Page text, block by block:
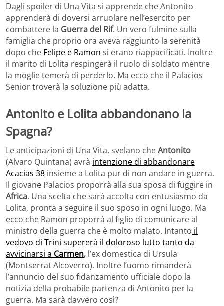
Dagli spoiler di Una Vita si apprende che Antonito
apprenderà di doversi arruolare nell’esercito per
combattere la Guerra del Rif. Un vero fulmine sulla
famiglia che proprio ora aveva raggiunto la serenità
dopo che Felipe e Ramon si erano riappacificati. Inoltre
il marito di Lolita respingerà il ruolo di soldato mentre
la moglie temerà di perderlo. Ma ecco che il Palacios
Senior troverà la soluzione più adatta.
Antonito e Lolita abbandonano la
Spagna?
Le anticipazioni di Una Vita, svelano cheAntonito
(Alvaro Quintana) avrà intenzione di abbandonare
Acacias 38 insieme a Lolita pur di non andare in guerra.
Il giovane Palacios proporrà alla sua sposa di fuggire in
Africa. Una scelta che sarà accolta con entusiasmo da
Lolita, pronta a seguire il suo sposo in ogni luogo. Ma
ecco che Ramon proporrà al figlio di comunicare al
ministro della guerra che è molto malato. Intanto il
vedovo di Trini supererà il doloroso lutto tanto da
avvicinarsi a Carmen, l’ex domestica di Ursula
(Montserrat Alcoverro). Inoltre l’uomo rimanderà
l’annuncio del suo fidanzamento ufficiale dopo la
notizia della probabile partenza di Antonito per la
guerra. Ma sarà davvero così?